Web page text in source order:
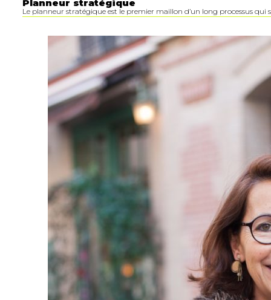
Planneur stratégique
Le planneur stratégique est le premier maillon d’un long processus qui